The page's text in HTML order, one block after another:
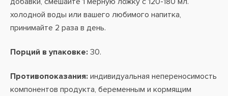
холодной воды или вашего любимого напитка,
принимайте 2 раза в день.
Порций в упаковке: 30.
Противопоказания: индивидуальная непереносимость
компонентов продукта, беременным и кормящим